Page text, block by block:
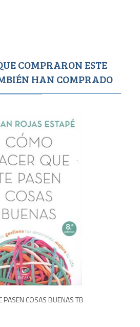
COMPRARON ESTE
HAN COMPRADO
PASEN COSAS BUENAS TB